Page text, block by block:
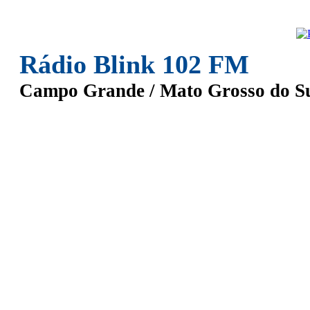
Rádio Blink 102 FM
Campo Grande / Mato Grosso do